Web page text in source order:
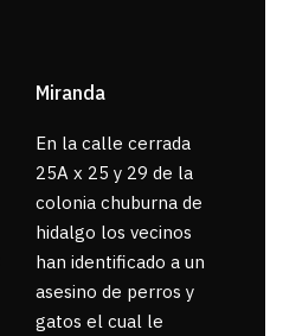
Miranda
En la calle cerrada
25A x 25 y 29 de la
colonia chuburna de
hidalgo los vecinos
han identificado a un
asesino de perros y
gatos el cual le